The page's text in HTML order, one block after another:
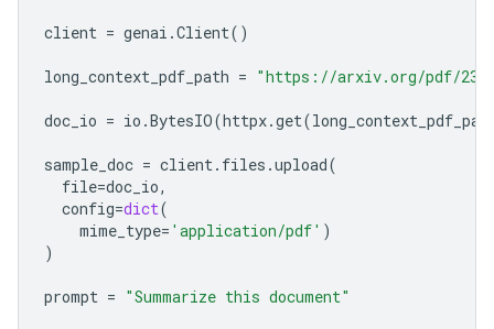
client = genai .Client()
long_context_pdf_path = "https://arxiv.org/pdf/
doc_io = io .BytesIO(httpx.get(
sample_doc = client. files .upload(
file=doc_io,
config=dict(
mime_type= 'application/pdf' )
)
prompt = "Summarize this document"